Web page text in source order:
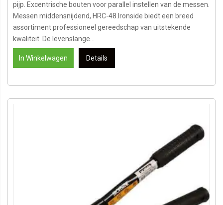
pijp. Excentrische bouten voor parallel instellen van de messen.
Messen middensnijdend, HRC-48.Ironside biedt een breed
assortiment professioneel gereedschap van uitstekende
kwaliteit. De levenslange...
In Winkelwagen Details